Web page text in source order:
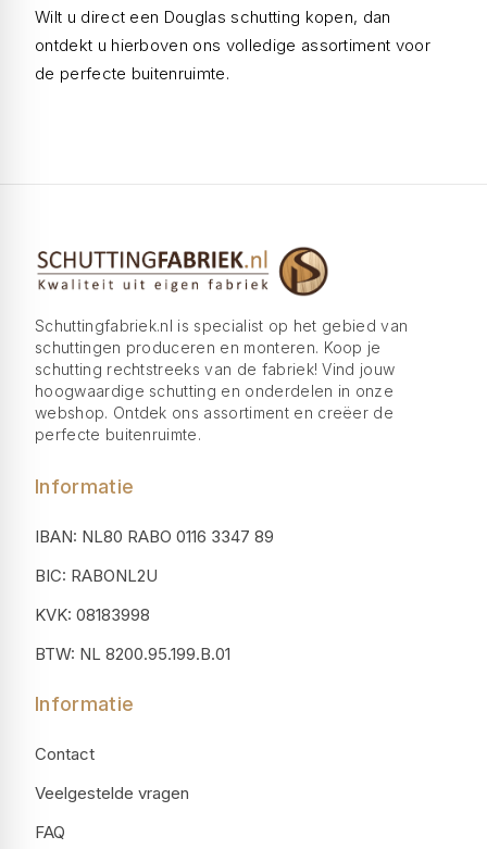
Wilt u direct een Douglas schutting kopen, dan
ontdekt u hierboven ons volledige assortiment voor
de perfecte buitenruimte.
Schuttingfabriek.nl is specialist op het gebied van
schuttingen produceren en monteren. Koop je
schutting rechtstreeks van de fabriek! Vind jouw
hoogwaardige schutting en onderdelen in onze
webshop. Ontdek ons assortiment en creëer de
perfecte buitenruimte.
Informatie
IBAN: NL80 RABO 0116 3347 89
BIC: RABONL2U
KVK: 08183998
BTW: NL 8200.95.199.B.01
Informatie
Contact
Veelgestelde vragen
FAQ